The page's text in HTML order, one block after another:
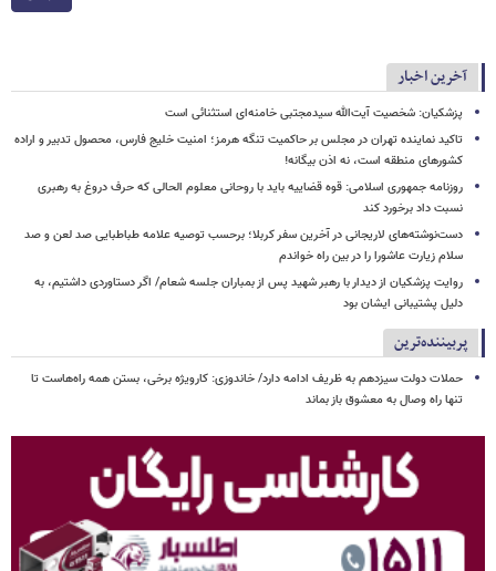
آخرین اخبار
پزشکیان: شخصیت آیت‌الله سیدمجتبی خامنه‌ای استثنائی است
تاکید نماینده تهران در مجلس بر حاکمیت تنگه هرمز؛ امنیت خلیج فارس، محصول تدبیر و اراده
کشورهای منطقه است، نه اذن بیگانه!
روزنامه جمهوری اسلامی: قوه قضاییه باید با روحانی معلوم الحالی که حرف دروغ به رهبری
نسبت داد برخورد کند
دست‌نوشته‌های لاریجانی در آخرین سفر کربلا؛ برحسب توصیه علامه طباطبایی صد لعن و صد
سلام زیارت عاشورا را در بین راه خواندم
روایت پزشکیان از دیدار با رهبر شهید پس از بمباران جلسه شعام/ اگر دستاوردی داشتیم، به
دلیل پشتیبانی ایشان بود
پربیننده‌ترین
حملات دولت سیزدهم به ظریف ادامه دارد/ خاندوزی: کارویژه برخی، بستن همه راه‌هاست تا
تنها راه وصال به معشوق باز بماند